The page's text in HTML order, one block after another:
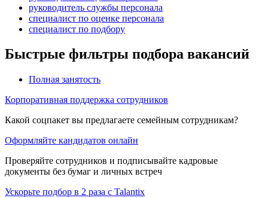
руководитель службы персонала
специалист по оценке персонала
специалист по подбору
Быстрые фильтры подбора вакансий
Полная занятость
Корпоративная поддержка сотрудников
Какой соцпакет вы предлагаете семейным сотрудникам?
Оформляйте кандидатов онлайн
Проверяйте сотрудников и подписывайте кадровые
документы без бумаг и личных встреч
Ускорьте подбор в 2 раза с Talantix